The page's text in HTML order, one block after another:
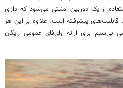
از یک دوربین امنیتی می‌شود که دارای
پیشرفته است. علاوه بر این هر
برای ارائه وای‌فای عمومی رایگان